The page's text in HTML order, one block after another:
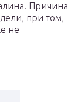
Причина
при том,
не